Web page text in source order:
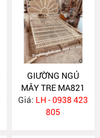
GIƯỜNG NGỦ
MÂY TRE MA821
Giá: LH - 0938 423
805